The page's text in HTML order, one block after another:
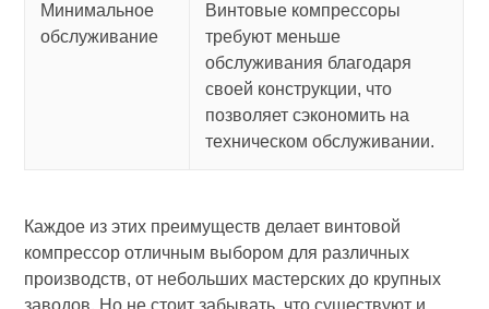
Минимальное
обслуживание
Винтовые компрессоры
требуют меньше
обслуживания благодаря
своей конструкции, что
позволяет сэкономить на
техническом обслуживании.
Каждое из этих преимуществ делает винтовой
компрессор отличным выбором для различных
производств, от небольших мастерских до крупных
заводов. Но не стоит забывать, что существуют и